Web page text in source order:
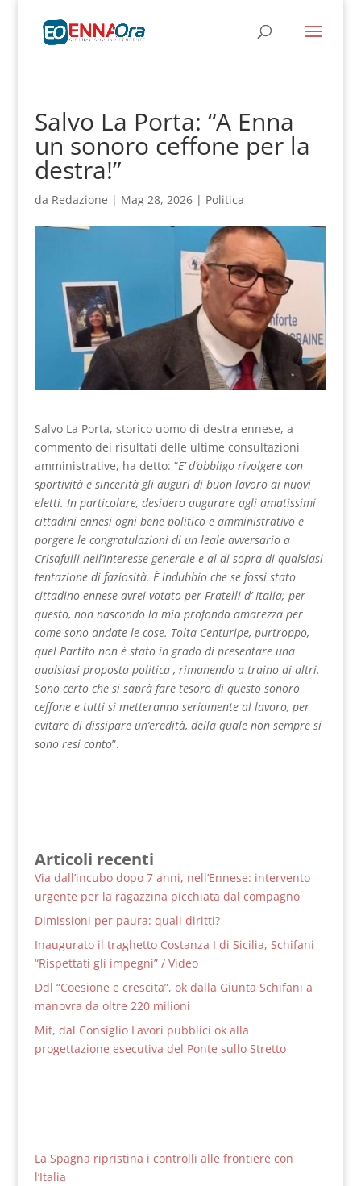
Salvo La Porta: “A Enna
un sonoro ceffone per la
destra!”
da Redazione | Mag 28, 2026| Politica
Salvo La Porta, storico uomo di destra ennese, a
commento dei risultati delle ultime consultazioni
amministrative, ha detto: “E’ d’obbligo rivolgere con
sportività e sincerità gli auguri di buon lavoro ai nuovi
eletti. In particolare, desidero augurare agli amatissimi
cittadini ennesi ogni bene politico e amministrativo e
porgere le congratulazioni di un leale avversario a
Crisafulli nell’interesse generale e al di sopra di qualsiasi
tentazione di faziosità. È indubbio che se fossi stato
cittadino ennese avrei votato per Fratelli d’ Italia; per
questo, non nascondo la mia profonda amarezza per
come sono andate le cose. Tolta Centuripe, purtroppo,
quel Partito non è stato in grado di presentare una
qualsiasi proposta politica , rimanendo a traino di altri.
Sono certo che si saprà fare tesoro di questo sonoro
ceffone e tutti si metteranno seriamente al lavoro, per
evitare di dissipare un’eredità, della quale non sempre si
sono resi conto”.
Articoli recenti
Via dall’incubo dopo 7 anni, nell’Ennese: intervento
urgente per la ragazzina picchiata dal compagno
Dimissioni per paura: quali diritti?
Inaugurato il traghetto Costanza I di Sicilia, Schifani
“Rispettati gli impegni” / Video
Ddl “Coesione e crescita”, ok dalla Giunta Schifani a
manovra da oltre 220 milioni
Mit, dal Consiglio Lavori pubblici ok alla
progettazione esecutiva del Ponte sullo Stretto
La Spagna ripristina i controlli alle frontiere con
l’Italia